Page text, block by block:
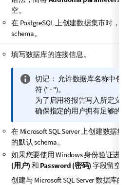
空。
在 PostgreSQL 上创建数据集市时，只
schema。
填写数据库的连接信息。
信
息
注
释
切记： 允许数据库名称中包含
符 ("-")。
为了启用将报告写入所定义数
确保指定的用户拥有足够的系
在 Microsoft SQL Server 上创建数据集
的默认 schema。
如果您要使用 Windows 身份验证进行
(用户) 和 Password (密码) 字段留空。
创建与 Microsoft SQL Server 数据库的